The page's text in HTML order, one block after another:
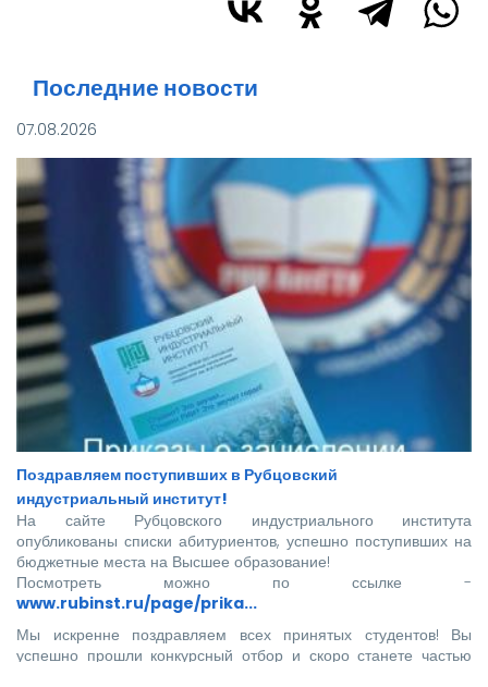
Последние новости
07.08.2026
Поздравляем поступивших в Рубцовский
индустриальный институт!
На сайте Рубцовского индустриального института
опубликованы списки абитуриентов, успешно поступивших на
бюджетные места на Высшее образование!
Посмотреть можно по ссылке -
www.rubinst.ru/page/prika...
Мы искренне поздравляем всех принятых студентов! Вы
успешно прошли конкурсный отбор и скоро станете частью